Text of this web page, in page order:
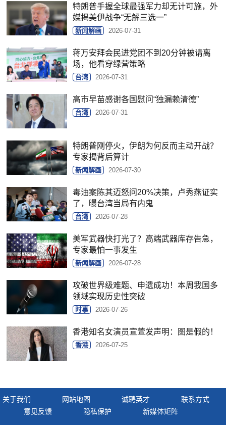
特朗普手握全球最强军力却无计可施，外
媒揭美伊战争“无解三选一”
新闻解画 2026-07-31
蒋万安拜会民进党团不到20分钟被请离
场，他看穿绿营策略
台湾 2026-07-31
高市早苗感谢各国慰问“独漏赖清德”
台湾 2026-07-31
特朗普刚停火，伊朗为何反而主动开战？
专家揭背后算计
新闻解画 2026-07-30
毒油案陈其迈怒问20%决策，卢秀燕证实
了，曝台湾当局有内鬼
台湾 2026-07-28
美军武器快打光了？高端武器库存告急，
专家最怕一事发生
新闻解画 2026-07-28
攻破世界级难题、申遗成功！本周我国多
领域实现历史性突破
时事 2026-07-26
香港知名女演员宣萱发声明：图是假的！
香港 2026-07-25
关于我们 网站地图 诚聘英才
联系方式
意见反馈
隐私保护 新媒体矩阵